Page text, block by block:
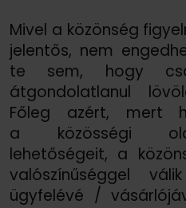
Mivel a közönség
jelentős, nem
te sem, hogy
átgondolatlanul
Főleg azért, mert
a közösségi
lehetőségeit, a
valószínűséggel
ügyfelévé /